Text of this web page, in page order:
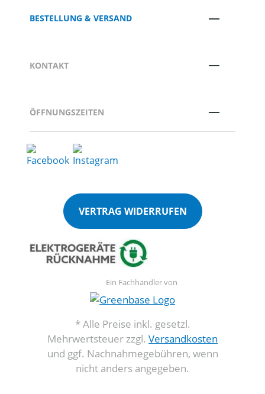
BESTELLUNG & VERSAND
KONTAKT
ÖFFNUNGSZEITEN
VERTRAG WIDERRUFEN
Ein Fachhändler von
* Alle Preise inkl. gesetzl.
Mehrwertsteuer zzgl. Versandkosten
und ggf. Nachnahmegebühren, wenn
nicht anders angegeben.